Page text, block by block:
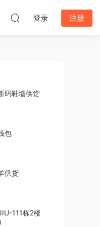
登录 注册
码鞋墙供货
包
供货
111栋2楼